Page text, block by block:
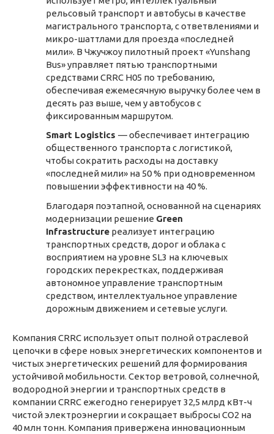
рельсовый транспорт и автобусы в качестве
магистрального транспорта, с ответвлениями и
микро-шаттлами для проезда «последней
мили». В Чжучжоу пилотный проект «Yunshang
Bus» управляет пятью транспортными
средствами CRRC H05 по требованию,
обеспечивая ежемесячную выручку более чем в
десять раз выше, чем у автобусов с
фиксированным маршрутом.
Smart Logistics — обеспечивает интеграцию
общественного транспорта с логистикой,
чтобы сократить расходы на доставку
«последней мили» на 50 % при одновременном
повышении эффективности на 40 %.
Благодаря поэтапной, основанной на сценариях
модернизации решение Green
Infrastructure реализует интеграцию
транспортных средств, дорог и облака с
восприятием на уровне SL3 на ключевых
городских перекрестках, поддерживая
автономное управление транспортным
средством, интеллектуальное управление
дорожным движением и сетевые услуги.
Компания CRRC использует опыт полной отраслевой
цепочки в сфере новых энергетических компонентов и
чистых энергетических решений для формирования
устойчивой мобильности. Сектор ветровой, солнечной,
водородной энергии и транспортных средств в
компании CRRC ежегодно генерирует 32,5 млрд кВт-ч
чистой электроэнергии и сокращает выбросы CO2 на
40 млн тонн. Компания привержена инновационным